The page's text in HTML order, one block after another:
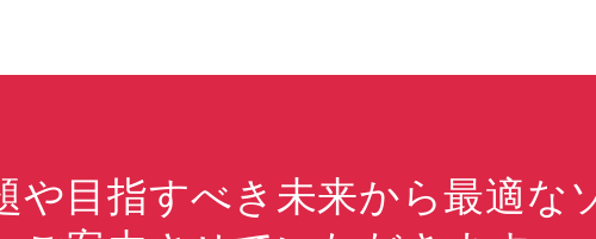
や目指すべき未来から最適な